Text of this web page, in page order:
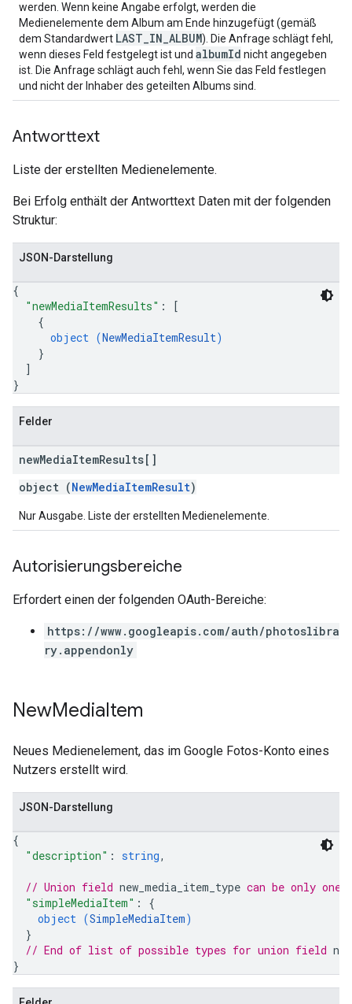
werden. Wenn keine Angabe erfolgt, werden die
Medienelemente dem Album am Ende hinzugefügt (gemäß
dem Standardwert LAST_IN_ALBUM). Die Anfrage schlägt fehl,
wenn dieses Feld festgelegt ist und albumId nicht angegeben
ist. Die Anfrage schlägt auch fehl, wenn Sie das Feld festlegen
und nicht der Inhaber des geteilten Albums sind.
Antworttext
Liste der erstellten Medienelemente.
Bei Erfolg enthält der Antworttext Daten mit der folgenden
Struktur:
JSON-Darstellung
{
"newMediaItemResults" :
[
{
object (NewMediaItemResult)
}
]
}
Felder
newMediaItemResults[]
object (NewMediaItemResult)
Nur Ausgabe. Liste der erstellten Medienelemente.
Autorisierungsbereiche
Erfordert einen der folgenden OAuth-Bereiche:
https://www.googleapis.com/auth/photoslibra
ry.appendonly
NewMediaItem
Neues Medienelement, das im Google Fotos-Konto eines
Nutzers erstellt wird.
JSON-Darstellung
{
"description" : string,
// Union field new_media_item_type can be only
"simpleMediaItem" : {
object (SimpleMediaItem)
}
// End of list of possible types for union field
}